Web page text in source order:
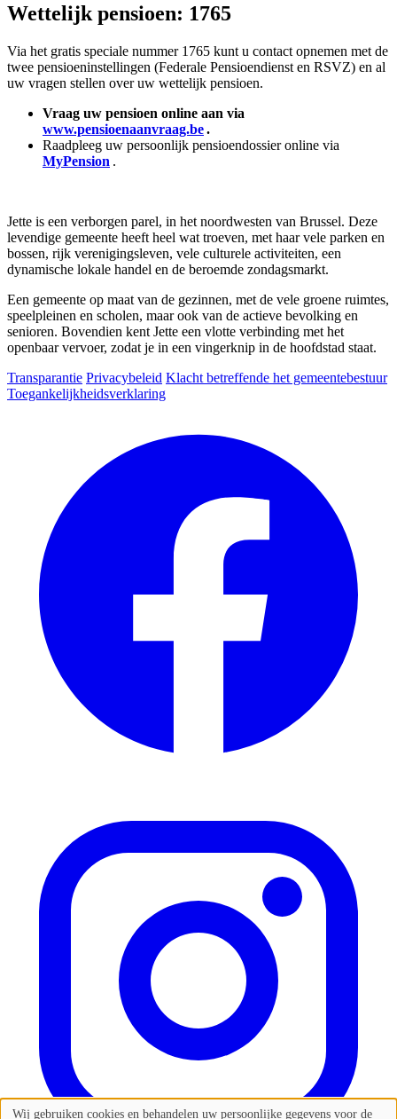
Wettelijk pensioen: 1765
Via het gratis speciale nummer 1765 kunt u contact opnemen met de
twee pensioeninstellingen (Federale Pensioendienst en RSVZ) en al
uw vragen stellen over uw wettelijk pensioen.
Vraag uw pensioen online aan via
www.pensioenaanvraag.be.
Raadpleeg uw persoonlijk pensioendossier online via
MyPension .
Jette is een verborgen parel, in het noordwesten van Brussel. Deze
levendige gemeente heeft heel wat troeven, met haar vele parken en
bossen, rijk verenigingsleven, vele culturele activiteiten, een
dynamische lokale handel en de beroemde zondagsmarkt.
Een gemeente op maat van de gezinnen, met de vele groene ruimtes,
speelpleinen en scholen, maar ook van de actieve bevolking en
senioren. Bovendien kent Jette een vlotte verbinding met het
openbaar vervoer, zodat je in een vingerknip in de hoofdstad staat.
Transparantie Privacybeleid Klacht betreffende het gemeentebestuur
Toegankelijkheidsverklaring
Wij gebruiken cookies en behandelen uw persoonlijke gegevens voor de